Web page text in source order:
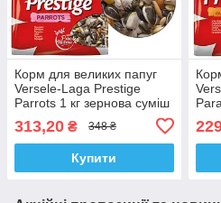
Корм для великих папуг
Versele-Laga Prestige
Parrots 1 кг зернова суміш
313,20 ₴ 348 ₴
Купити